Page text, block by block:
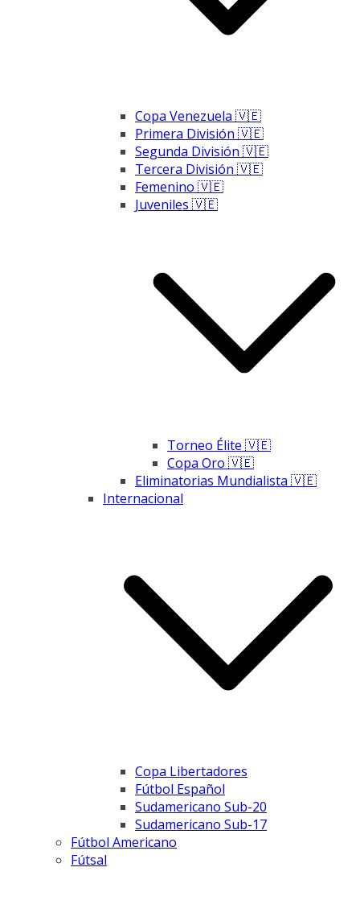
Copa Venezuela 🇻🇪
Primera División 🇻🇪
Segunda División 🇻🇪
Tercera División 🇻🇪
Femenino 🇻🇪
Juveniles 🇻🇪
Torneo Élite 🇻🇪
Copa Oro 🇻🇪
Eliminatorias Mundialista 🇻🇪
Internacional
Copa Libertadores
Fútbol Español
Sudamericano Sub-20
Sudamericano Sub-17
Fútbol Americano
Fútsal